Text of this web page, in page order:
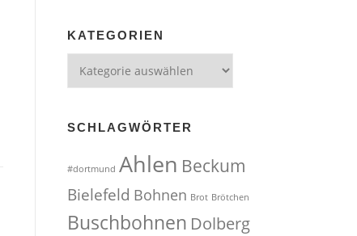
KATEGORIEN
SCHLAGWÖRTER
#dortmund Ahlen Beckum
Bielefeld Bohnen Brot Brötchen
Buschbohnen Dolberg